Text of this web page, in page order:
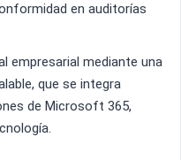
en auditorías
empresarial mediante una
que se integra
de Microsoft 365,